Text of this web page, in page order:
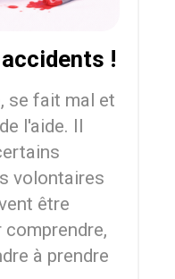
!
se fait mal et
l'aide. Il
volontaires
être
comprendre,
à prendre